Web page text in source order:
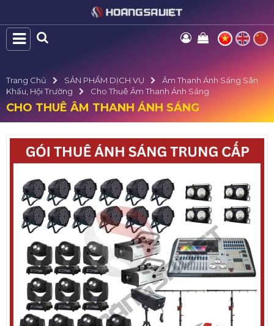
Trang Chủ SẢN PHẨM DỊCH VỤ
Âm Thanh Ánh Sáng Sân
Khấu, Hội Trường
Cho Thuê Âm Thanh Ánh Sáng
CHO THUÊ ÂM THANH ÁNH SÁNG